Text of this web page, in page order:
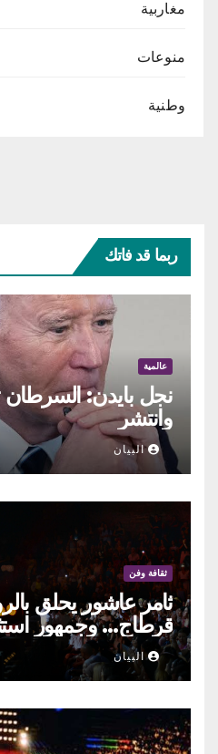
مغاربية
منوعات
وطنية
ربما قد فاتك
عالمية
نجل بايدن: السرطان
وانتشر
البيان
ثقافة وفن
ثامر عاشور يحلق
قرطاج… وجمهور
البيان